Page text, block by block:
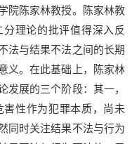
院陈家林教授。陈家林教
理论的批评值得深入反
法与结果不法之间的长期
义。在此基础上，陈家林
发展的三个阶段：其一，
性作为犯罪本质，尚未
同时关注结果不法与行为